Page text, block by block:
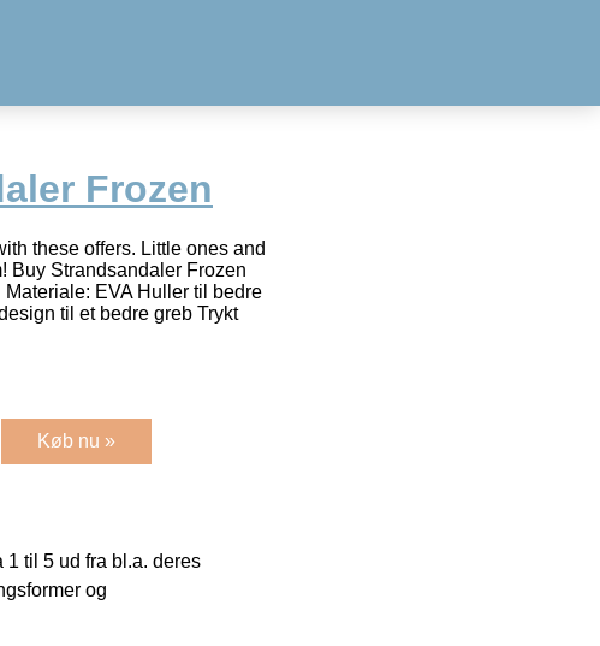
Frozen
these offers. Little ones and
Buy Strandsandaler Frozen
EVA Huller til bedre
til et bedre greb Trykt
Køb nu »
til 5 ud fra bl.a. deres
og